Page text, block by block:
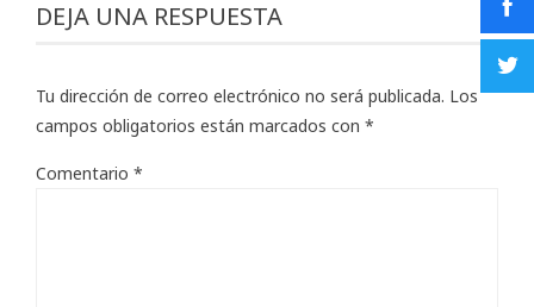
DEJA UNA RESPUESTA
Tu dirección de correo electrónico no será publicada. Los
campos obligatorios están marcados con *
Comentario *